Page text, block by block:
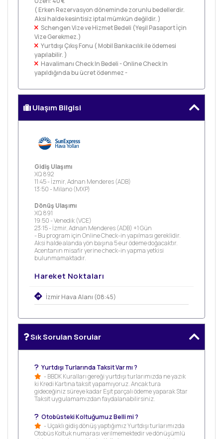
( Erken Rezervasyon döneminde zorunlu bedellerdir.
Aksi halde kesintisiz iptal mümkün değildir. )
Schengen Vize ve Hizmet Bedeli (Yeşil Pasaport İçin
Vize Gerekmez.)
Yurtdışı Çıkış Fonu ( Mobil Bankacılık ile ödemesi
yapılabilir. )
Havalimanı Check In Bedeli - Online Check In
yapıldığında bu ücret ödenmez -
Ulaşım Bilgisi
Gidiş Ulaşımı
XQ 892
11:45 - İzmir, Adnan Menderes (ADB)
13:50 - Milano (MXP)
Dönüş Ulaşımı
XQ 891
19:50 - Venedik (VCE)
23:15 - İzmir, Adnan Menderes (ADB) +1 Gün
- Bu program için Online Check-in yapılması gereklidir.
Aksi halde alanda yön başına 5 eur ödeme doğacaktır.
Acentanın misafir yerine check-in yapma yetkisi
bulunmamaktadır.
Hareket Noktaları
İzmir Hava Alanı (08:45)
Sık Sorulan Sorular
Yurtdışı Turlarında Taksit Var mı ?
- BBDK Kuralları gereği yurtdışı turlarımızda ne yazık
ki Kredi Kartına taksit yapamıyoruz. Ancak tura
gideceğiniz süreye kadar Eşit parçalı ödeme yaparak Star
Taksit uygulamamızdan faydalanabilirsiniz.
Otobüsteki Koltuğumuz Belli mi ?
- Uçaklı gidiş dönüş yaptığımız Yurtdışı turlarımızda
Otobüs Koltuk numarası verilmemektedir ve dönüşümlü